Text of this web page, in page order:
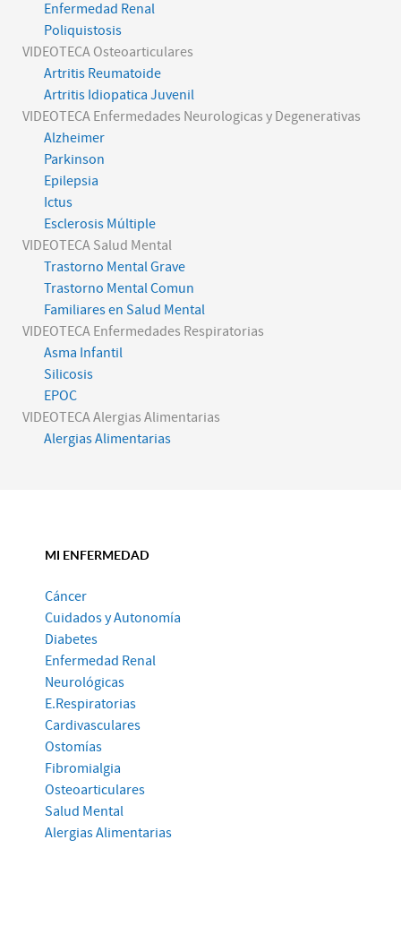
Enfermedad Renal
Poliquistosis
VIDEOTECA Osteoarticulares
Artritis Reumatoide
Artritis Idiopatica Juvenil
VIDEOTECA Enfermedades Neurologicas y Degenerativas
Alzheimer
Parkinson
Epilepsia
Ictus
Esclerosis Múltiple
VIDEOTECA Salud Mental
Trastorno Mental Grave
Trastorno Mental Comun
Familiares en Salud Mental
VIDEOTECA Enfermedades Respiratorias
Asma Infantil
Silicosis
EPOC
VIDEOTECA Alergias Alimentarias
Alergias Alimentarias
MI ENFERMEDAD
Cáncer
Cuidados y Autonomía
Diabetes
Enfermedad Renal
Neurológicas
E.Respiratorias
Cardivasculares
Ostomías
Fibromialgia
Osteoarticulares
Salud Mental
Alergias Alimentarias